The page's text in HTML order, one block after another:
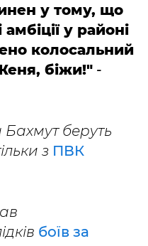
у тому, що
у районі
колосальний
біжи!" -
беруть
з ПВК
боїв за